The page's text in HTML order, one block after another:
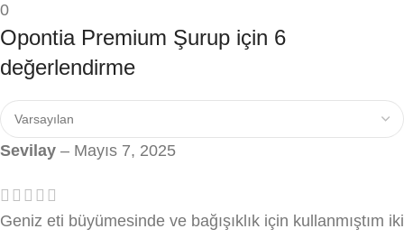
0
Opontia Premium Şurup için 6
değerlendirme
Sevilay – Mayıs 7, 2025
Geniz eti büyümesinde ve bağışıklık için kullanmıştım iki